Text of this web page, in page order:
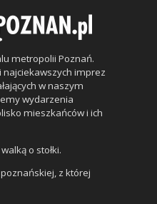
metropolii Poznań.
imprez
w naszym
wydarzenia
mieszkańców i ich
o stołki.
z której